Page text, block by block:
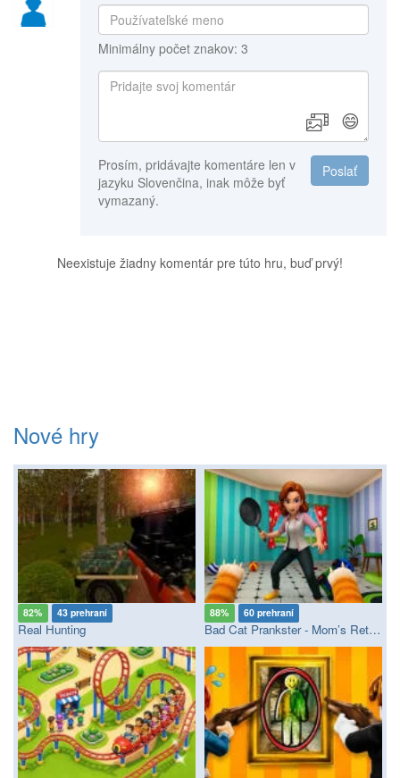
Minimálny počet znakov: 3
😄
Poslať
Prosím, pridávajte komentáre len v
jazyku Slovenčina, inak môže byť
vymazaný.
Neexistuje žiadny komentár pre túto hru, buď prvý!
Nové hry
82% 43 prehraní
Real Hunting
88% 60 prehraní
Bad Cat Prankster - Mom’s Return